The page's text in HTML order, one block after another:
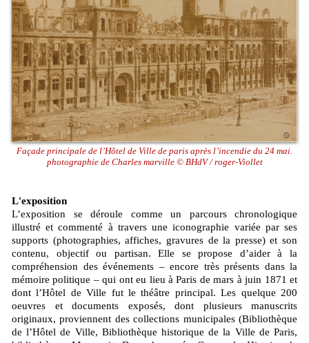
Façade principale de l’Hôtel de Ville de paris après l’incendie du 24 mai.
photographie de Charles marville © BHdV / roger-Viollet
L'exposition
L’exposition se déroule comme un parcours chronologique
illustré et commenté à travers une iconographie variée par ses
supports (photographies, affiches, gravures de la presse) et son
contenu, objectif ou partisan. Elle se propose d’aider à la
compréhension des événements – encore très présents dans la
mémoire politique – qui ont eu lieu à Paris de mars à juin 1871 et
dont l’Hôtel de Ville fut le théâtre principal. Les quelque 200
oeuvres et documents exposés, dont plusieurs manuscrits
originaux, proviennent des collections municipales (Bibliothèque
de l’Hôtel de Ville, Bibliothèque historique de la Ville de Paris,